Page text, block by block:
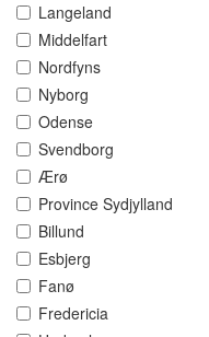
Langeland
Middelfart
Nordfyns
Nyborg
Odense
Svendborg
Ærø
Province Sydjylland
Billund
Esbjerg
Fanø
Fredericia